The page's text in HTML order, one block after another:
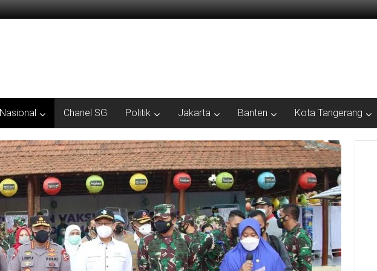
Nasional Chanel SG Politik Jakarta Banten Kota Tangerang